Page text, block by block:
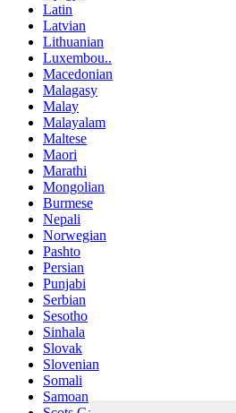
Latin
Latvian
Lithuanian
Luxembou..
Macedonian
Malagasy
Malay
Malayalam
Maltese
Maori
Marathi
Mongolian
Burmese
Nepali
Norwegian
Pashto
Persian
Punjabi
Serbian
Sesotho
Sinhala
Slovak
Slovenian
Somali
Samoan